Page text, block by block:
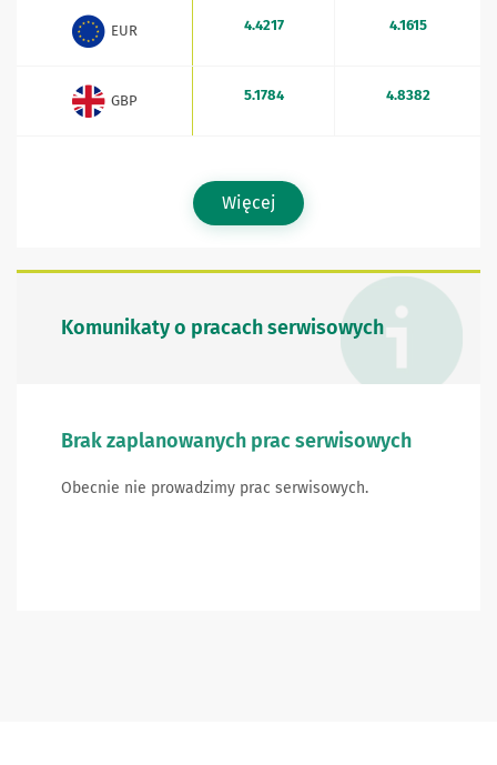
EUR 4.4217 4.1615
GBP 5.1784 4.8382
Więcej
Komunikaty o pracach serwisowych
Brak zaplanowanych prac serwisowych
Obecnie nie prowadzimy prac serwisowych.